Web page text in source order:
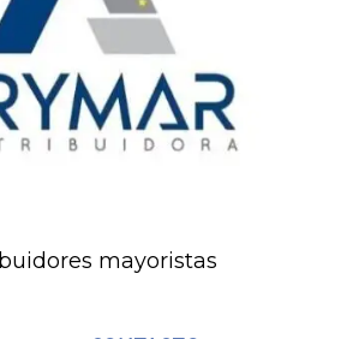
mayoristas